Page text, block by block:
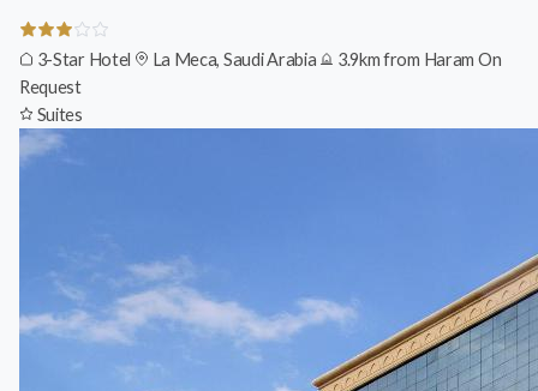
3-Star Hotel La Meca, Saudi Arabia 3.9km from Haram On
Request
Suites